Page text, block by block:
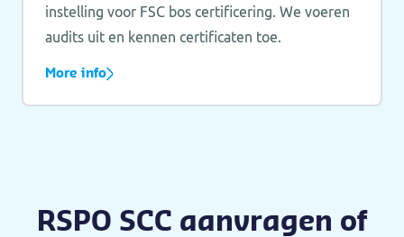
instelling voor FSC bos certificering. We voeren
audits uit en kennen certificaten toe.
More info
RSPO SCC aanvragen of